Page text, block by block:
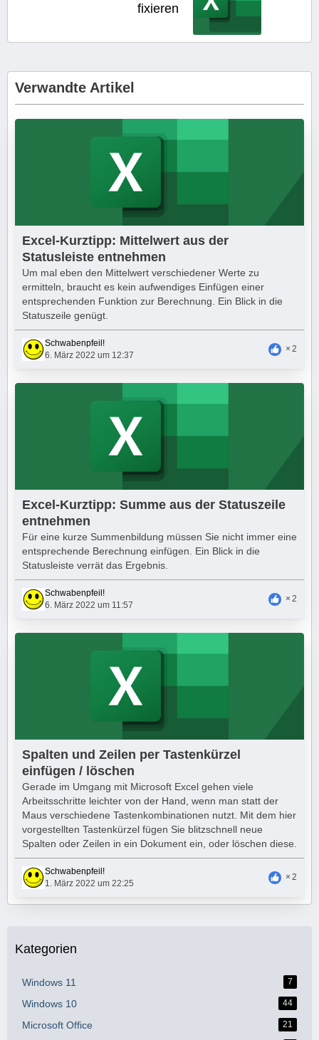
fixieren
Verwandte Artikel
Excel-Kurztipp: Mittelwert aus der
Statusleiste entnehmen
Um mal eben den Mittelwert verschiedener Werte zu
ermitteln, braucht es kein aufwendiges Einfügen einer
entsprechenden Funktion zur Berechnung. Ein Blick in die
Statuszeile genügt.
Schwabenpfeil!
6. März 2022 um 12:37
2
Excel-Kurztipp: Summe aus der Statuszeile
entnehmen
Für eine kurze Summenbildung müssen Sie nicht immer eine
entsprechende Berechnung einfügen. Ein Blick in die
Statusleiste verrät das Ergebnis.
Schwabenpfeil!
6. März 2022 um 11:57
2
Spalten und Zeilen per Tastenkürzel
einfügen / löschen
Gerade im Umgang mit Microsoft Excel gehen viele
Arbeitsschritte leichter von der Hand, wenn man statt der
Maus verschiedene Tastenkombinationen nutzt. Mit dem hier
vorgestellten Tastenkürzel fügen Sie blitzschnell neue
Spalten oder Zeilen in ein Dokument ein, oder löschen diese.
Schwabenpfeil!
1. März 2022 um 22:25
2
Kategorien
Windows 11 7
Windows 10 44
Microsoft Office 21